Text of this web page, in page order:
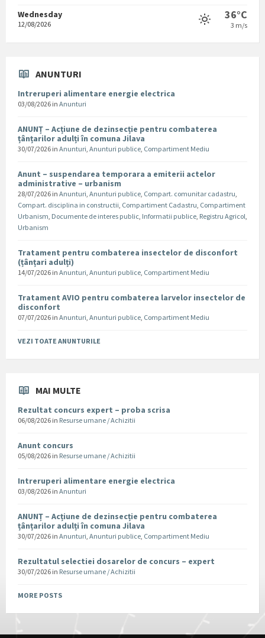
Wednesday
12/08/2026
36°C
3 m/s
ANUNTURI
Intreruperi alimentare energie electrica
03/08/2026 in Anunturi
ANUNȚ – Acțiune de dezinsecție pentru combaterea
țânțarilor adulți în comuna Jilava
30/07/2026 in Anunturi, Anunturi publice, Compartiment Mediu
Anunt – suspendarea temporara a emiterii actelor
administrative – urbanism
28/07/2026 in Anunturi, Anunturi publice, Compart. comunitar cadastru,
Compart. disciplina in constructii, Compartiment Cadastru, Compartiment
Urbanism, Documente de interes public, Informatii publice, Registru Agricol,
Urbanism
Tratament pentru combaterea insectelor de disconfort
(țânțari adulți)
14/07/2026 in Anunturi, Anunturi publice, Compartiment Mediu
Tratament AVIO pentru combaterea larvelor insectelor de
disconfort
07/07/2026 in Anunturi, Anunturi publice, Compartiment Mediu
VEZI TOATE ANUNTURILE
MAI MULTE
Rezultat concurs expert – proba scrisa
06/08/2026 in Resurse umane / Achizitii
Anunt concurs
05/08/2026 in Resurse umane / Achizitii
Intreruperi alimentare energie electrica
03/08/2026 in Anunturi
ANUNȚ – Acțiune de dezinsecție pentru combaterea
țânțarilor adulți în comuna Jilava
30/07/2026 in Anunturi, Anunturi publice, Compartiment Mediu
Rezultatul selectiei dosarelor de concurs – expert
30/07/2026 in Resurse umane / Achizitii
MORE POSTS